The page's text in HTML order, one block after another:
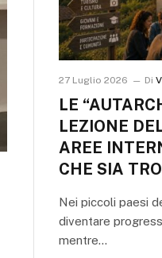
27 Luglio 2026 Di
LE
LEZIONE
AREE
CHE SIA
Nei piccoli paesi
diventare
mentre…